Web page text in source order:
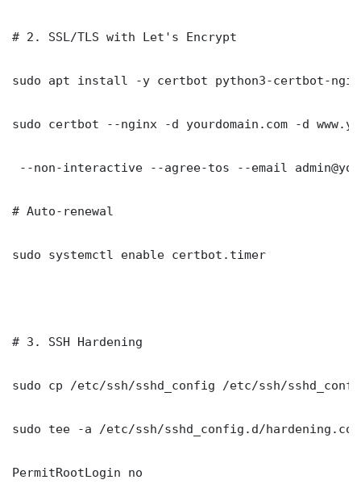
# 2. SSL/TLS with Let's Encrypt
sudo apt install -y certbot python3-certbot-
sudo certbot --nginx -d yourdomain.com -d
--non-interactive --agree-tos --email
# Auto-renewal
sudo systemctl enable certbot.timer
# 3. SSH Hardening
sudo cp /etc/ssh/sshd_config /etc/ssh/
sudo tee -a /etc/ssh/sshd_config.d/
PermitRootLogin no